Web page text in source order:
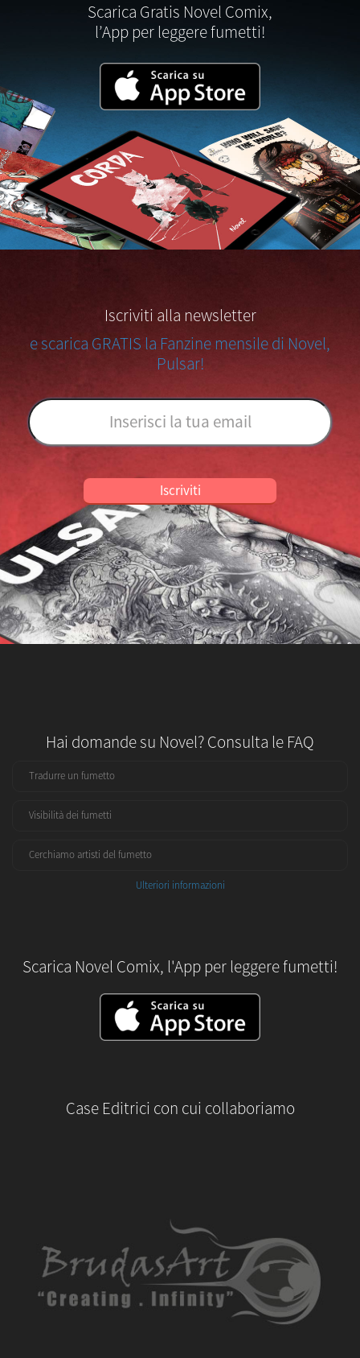
Scarica Gratis Novel Comix,
l’App per leggere fumetti!
Iscriviti alla newsletter
e scarica GRATIS la Fanzine mensile di Novel,
Pulsar!
Iscriviti
Hai domande su Novel? Consulta le FAQ
Tradurre un fumetto
Visibilità dei fumetti
Cerchiamo artisti del fumetto
Ulteriori informazioni
Scarica Novel Comix, l'App per leggere fumetti!
Case Editrici con cui collaboriamo